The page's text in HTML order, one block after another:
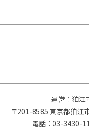
運営：狛江
〒201-8585 東京都狛江
電話：03-3430-